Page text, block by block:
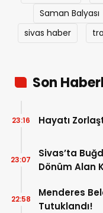
Saman Balyası
sivas haber
Son
Hayatı
23:16
Sivas’ta
Dönüm Alan
23:07
Menderes
Tutuklandı!
22:58